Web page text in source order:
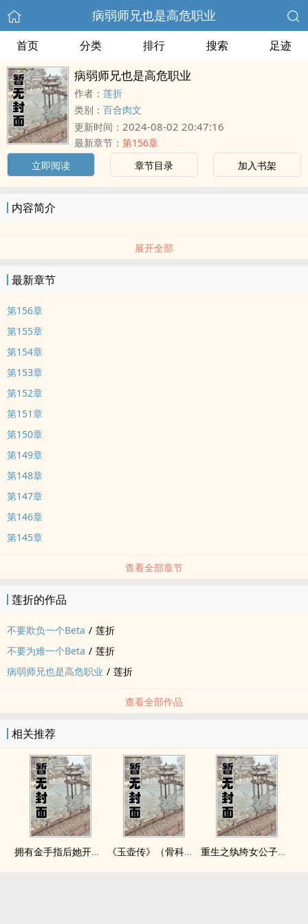
病弱师兄也是高危职业
首页 分类 排行 搜索 足迹
病弱师兄也是高危职业
作者： 莲折
类别： 百合肉文
更新时间： 2024-08-02 20:47:16
最新章节： 第156章
立即阅读
章节目录 加入书架
内容简介
展开全部
最新章节
第156章
第155章
第154章
第153章
第152章
第151章
第150章
第149章
第148章
第147章
第146章
第145章
查看全部章节
莲折的作品
不要欺负一个Beta / 莲折
不要为难一个Beta / 莲折
病弱师兄也是高危职业 / 莲折
查看全部作品
相关推荐
拥有金手指后她开始为所欲为（nph） 《玉壶传》（骨科）（兄妹）（np） 重生之纨绔女公子（NPH）